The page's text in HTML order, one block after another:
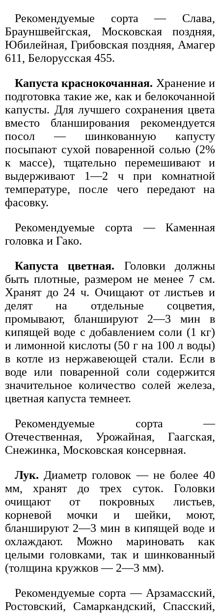
Рекомендуемые сорта — Слава,
Брауншвейгская, Московская поздняя,
Юбилейная, Грибовская поздняя, Амагер
611, Белорусская 455.
Капуста краснокочанная. Хранение и
подготовка такие же, как и белокочанной
капусты. Для лучшего сохранения цвета
вместо бланширования рекомендуется
посол — шинкованную капусту
посыпают сухой поваренной солью (2%
к массе), тщательно перемешивают и
выдерживают 1—2 ч при комнатной
температуре, после чего передают на
фасовку.
Рекомендуемые сорта — Каменная
головка и Гако.
Капуста цветная. Головки должны
быть плотные, размером не менее 7 см.
Хранят до 24 ч. Очищают от листьев и
делят на отдельные соцветия,
промывают, бланшируют 2—3 мин в
кипящей воде с добавлением соли (1 кг)
и лимонной кислоты (50 г на 100 л воды)
в котле из нержавеющей стали. Если в
воде или поваренной соли содержится
значительное количество солей железа,
цветная капуста темнеет.
Рекомендуемые сорта —
Отечественная, Урожайная, Гаагская,
Снежинка, Московская консервная.
Лук. Диаметр головок — не более 40
мм, хранят до трех суток. Головки
очищают от покровных листьев,
корневой мочки и шейки, моют,
бланшируют 2—3 мин в кипящей воде и
охлаждают. Можно мариновать как
целыми головками, так и шинкованный
(толщина кружков — 2—3 мм).
Рекомендуемые сорта — Арзамасский,
Ростовский, Самаркандский, Спасский,